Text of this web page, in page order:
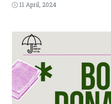
11 April, 2024